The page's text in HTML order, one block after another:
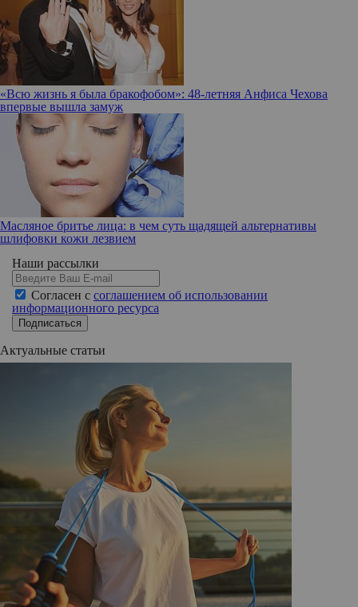
«Всю жизнь я была бракофобом»: 48-летняя Анфиса Чехова
впервые вышла замуж
Масляное бритье лица: в чем суть щадящей альтернативы
шлифовки кожи лезвием
Наши рассылки
Согласен с соглашением об использовании
информационного ресурса
Подписаться
Актуальные статьи